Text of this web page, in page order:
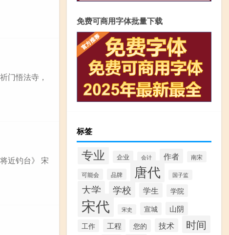
门悟法寺，
近钓台》 宋
免费可商用字体批量下载
标签
专业 企业 会计 作者 南宋
可能会 品牌 唐代 国子监
大学 学校 学生 学院
宋代 宋史 宣城 山阴
工作 工程 您的 技术 时间